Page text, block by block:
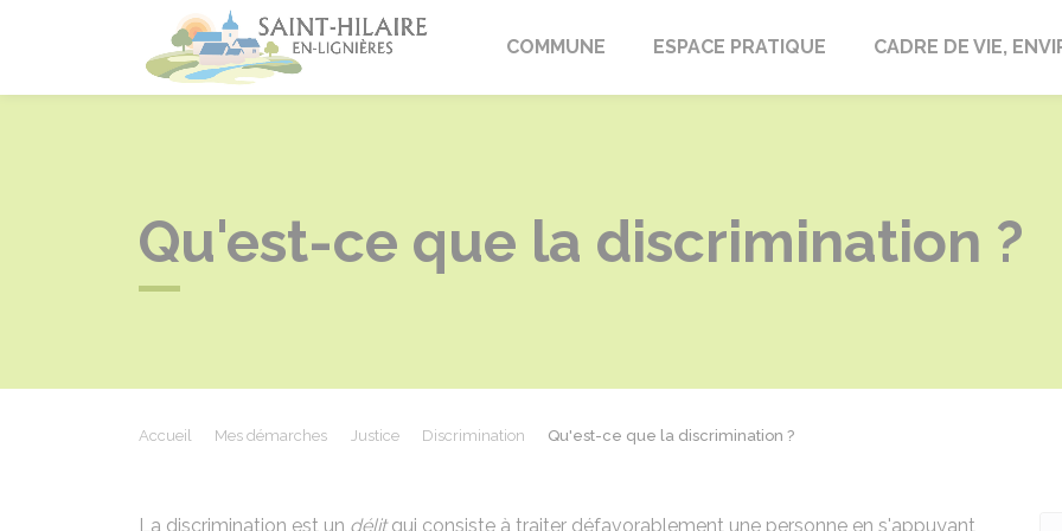
Saint-Hilaire-en-Lignières
COMMUNE ESPACE PRATIQUE CADRE DE VIE,
Qu'est-ce que la discrimination ?
Accueil Mes démarches Justice Discrimination Qu'est-ce que la discrimination ?
La discrimination est un délitqui consiste à traiter défavorablement une personne en s'appuyant